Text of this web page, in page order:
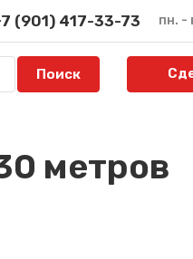
(901) 417-33-73 пн. -
метров